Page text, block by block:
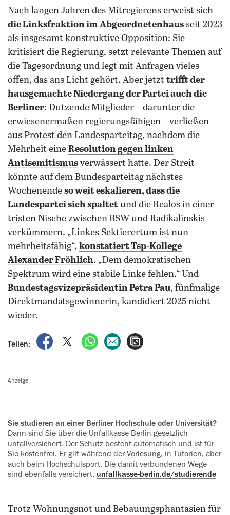
Nach langen Jahren des Mitregierens erweist sich
die Linksfraktion im Abgeordnetenhaus seit 2023
als insgesamt konstruktive Opposition: Sie
kritisiert die Regierung, setzt relevante Themen auf
die Tagesordnung und legt mit Anfragen vieles
offen, das ans Licht gehört. Aber jetzt trifft der
hausgemachte Niedergang der Partei auch die
Berliner: Dutzende Mitglieder – darunter die
erwiesenermaßen regierungsfähigen – verließen
aus Protest den Landesparteitag, nachdem die
Mehrheit eine Resolution gegen linken
Antisemitismus verwässert hatte. Der Streit
könnte auf dem Bundesparteitag nächstes
Wochenende so weit eskalieren, dass die
Landespartei sich spaltet und die Realos in einer
tristen Nische zwischen BSW und Radikalinskis
verkümmern. „Linkes Sektierertum ist nun
mehrheitsfähig“, konstatiert Tsp-Kollege
Alexander Fröhlich. „Dem demokratischen
Spektrum wird eine stabile Linke fehlen.“ Und
Bundestagsvizepräsidentin Petra Pau, fünfmalige
Direktmandatsgewinnerin, kandidiert 2025 nicht
wieder.
Teilen:
auf Facebook teilen
auf X teilenper WhatsApp teilen
per E-Mail teilen
Anzeige
Sie studieren an einer Berliner Hochschule oder Universität?
Dann sind Sie über die Unfallkasse Berlin gesetzlich
unfallversichert. Der Schutz besteht automatisch und ist für
Sie kostenfrei. Er gilt während der Vorlesung, in Tutorien, aber
auch beim Hochschulsport. Die damit verbundenen Wege
sind ebenfalls versichert. unfallkasse-berlin.de/studierende
Trotz Wohnungsnot und Bebauungsphantasien für